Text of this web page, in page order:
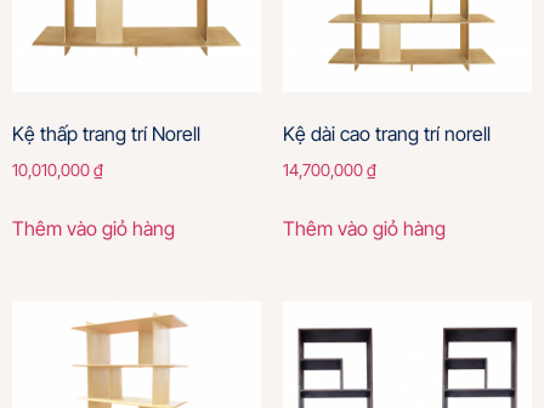
Kệ thấp trang trí Norell
10,010,000₫
Thêm vào giỏ hàng
Kệ dài cao trang trí norell
14,700,000₫
Thêm vào giỏ hàng